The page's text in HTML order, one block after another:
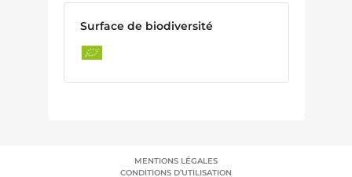
Surface de biodiversité
MENTIONS LÉGALES
CONDITIONS D’UTILISATION